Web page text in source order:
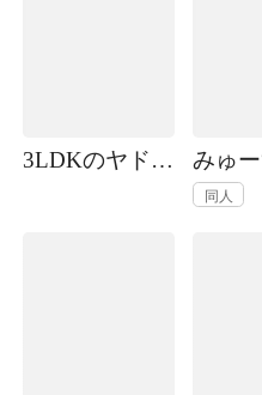
3LDKのヤドカリ【ことうみ】【海鸟】
同人